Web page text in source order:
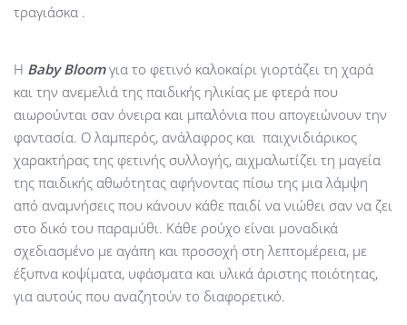
τραγιάσκα .
Η Baby Bloom για το φετινό καλοκαίρι γιορτάζει τη χαρά
και την ανεμελιά της παιδικής ηλικίας με φτερά που
αιωρούνται σαν όνειρα και μπαλόνια που απογειώνουν την
φαντασία. Ο λαμπερός, ανάλαφρος και παιχνιδιάρικος
χαρακτήρας της φετινής συλλογής, αιχμαλωτίζει τη μαγεία
της παιδικής αθωότητας αφήνοντας πίσω της μια λάμψη
από αναμνήσεις που κάνουν κάθε παιδί να νιώθει σαν να ζει
στο δικό του παραμύθι. Κάθε ρούχο είναι μοναδικά
σχεδιασμένο με αγάπη και προσοχή στη λεπτομέρεια, με
έξυπνα κοψίματα, υφάσματα και υλικά άριστης ποιότητας,
για αυτούς που αναζητούν το διαφορετικό.